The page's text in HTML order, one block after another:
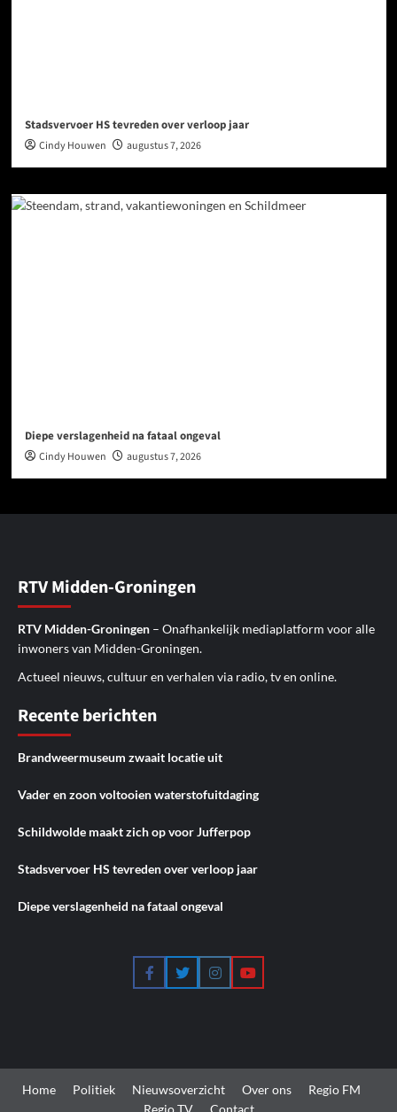
Stadsvervoer HS tevreden over verloop jaar
Cindy Houwen augustus 7, 2026
Diepe verslagenheid na fataal ongeval
Cindy Houwen augustus 7, 2026
RTV Midden-Groningen
RTV Midden-Groningen – Onafhankelijk mediaplatform voor alle
inwoners van Midden-Groningen.
Actueel nieuws, cultuur en verhalen via radio, tv en online.
Recente berichten
Brandweermuseum zwaait locatie uit
Vader en zoon voltooien waterstofuitdaging
Schildwolde maakt zich op voor Jufferpop
Stadsvervoer HS tevreden over verloop jaar
Diepe verslagenheid na fataal ongeval
FacebookTwitterInstagramYouTube
Home Politiek Nieuwsoverzicht Over ons
Regio FM